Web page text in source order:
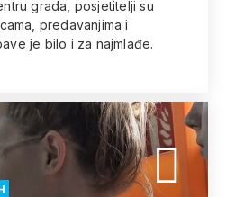
grada, posjetitelji su
predavanjima i
je bilo i za najmlađe.